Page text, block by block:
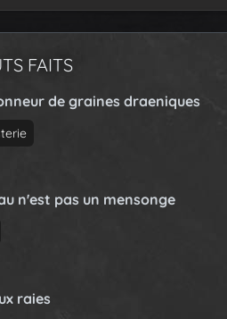
FAITS
de graines draeniques
n'est pas un mensonge
raies